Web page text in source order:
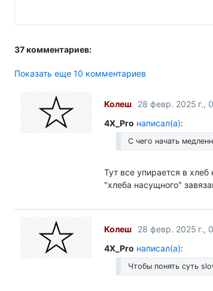
37 комментариев:
Показать еще 10 комментариев
Колеш 28 февр. 2025 г.,
4X_Pro написал(а):
С чего начать
Тут все упирается в
"хлеба насущного"
Колеш 28 февр. 2025 г.,
4X_Pro написал(а):
Чтобы понять суть